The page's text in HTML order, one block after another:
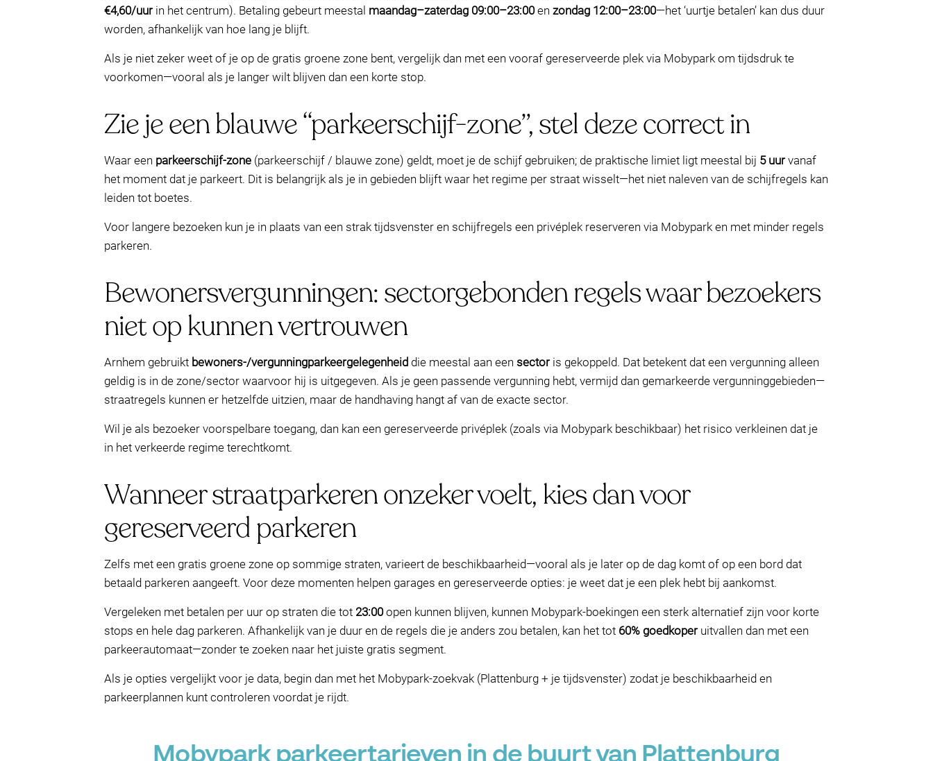
€4,60/uurin het centrum). Betaling gebeurt meestal maandag–zaterdag 09:00–23:00en zondag 12:00–23:00—het ‘uurtje betalen’ kan dus duur
worden, afhankelijk van hoe lang je blijft.
Als je niet zeker weet of je op de gratis groene zone bent, vergelijk dan met een vooraf gereserveerde plek via Mobypark om tijdsdruk te
voorkomen—vooral als je langer wilt blijven dan een korte stop.
Zie je een blauwe “parkeerschijf-zone”, stel deze correct in
Waar een parkeerschijf-zone (parkeerschijf / blauwe zone) geldt, moet je de schijf gebruiken; de praktische limiet ligt meestal bij 5 uurvanaf
het moment dat je parkeert. Dit is belangrijk als je in gebieden blijft waar het regime per straat wisselt—het niet naleven van de schijfregels kan
leiden tot boetes.
Voor langere bezoeken kun je in plaats van een strak tijdsvenster en schijfregels een privéplek reserveren via Mobypark en met minder regels
parkeren.
Bewonersvergunningen: sectorgebonden regels waar bezoekers
niet op kunnen vertrouwen
Arnhem gebruikt bewoners-/vergunningparkeergelegenheid die meestal aan een sectoris gekoppeld. Dat betekent dat een vergunning alleen
geldig is in de zone/sector waarvoor hij is uitgegeven. Als je geen passende vergunning hebt, vermijd dan gemarkeerde vergunninggebieden—
straatregels kunnen er hetzelfde uitzien, maar de handhaving hangt af van de exacte sector.
Wil je als bezoeker voorspelbare toegang, dan kan een gereserveerde privéplek (zoals via Mobypark beschikbaar) het risico verkleinen dat je
in het verkeerde regime terechtkomt.
Wanneer straatparkeren onzeker voelt, kies dan voor
gereserveerd parkeren
Zelfs met een gratis groene zone op sommige straten, varieert de beschikbaarheid—vooral als je later op de dag komt of op een bord dat
betaald parkeren aangeeft. Voor deze momenten helpen garages en gereserveerde opties: je weet dat je een plek hebt bij aankomst.
Vergeleken met betalen per uur op straten die tot 23:00open kunnen blijven, kunnen Mobypark-boekingen een sterk alternatief zijn voor korte
stops en hele dag parkeren. Afhankelijk van je duur en de regels die je anders zou betalen, kan het tot 60% goedkoperuitvallen dan met een
parkeerautomaat—zonder te zoeken naar het juiste gratis segment.
Als je opties vergelijkt voor je data, begin dan met het Mobypark-zoekvak (Plattenburg + je tijdsvenster) zodat je beschikbaarheid en
parkeerplannen kunt controleren voordat je rijdt.
Mobypark parkeertarieven in de buurt van Plattenburg